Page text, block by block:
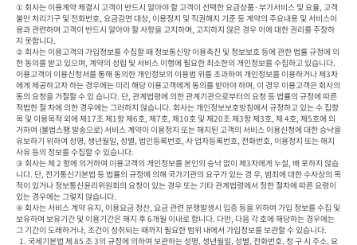
① 회사는 이용계약 체결시 고객이 반드시 알아야 할 고객이 선택한 요금상품·부가서비스 및 요율, 고객
불만 처리기구 및 전화번호, 요금감면 대상, 이용정지 및 직권해지 기준 등 계약의 주요내용 및 서비스이
용과 관련하여 고객이 반드시 알아야 할 사항을 고지하며, 고지하지 않은 경우 이에 대한 권리를 주장하
지 못합니다.
② 회사는 이용고객의 가입정보를 수집할 때 정보통신망 이용촉진 및 정보보호 등에 관한 법률 규정에 의
한 동의를 받고 있으며, 계약의 성립 및 서비스 이행에 필요한 최소한의 개인정보를 수집하고 있습니다.
이용고객이 이용신청서를 통해 동의한 개인정보의 이용범 위를 초과하여 개인정보를 이용하거나 제3자
에게 제공하고자 하는 경우에는 미리 해당 이용고객에게 동의를 받아야 하며, 이 경우 이용고객은 회사의
동의 요청을 거절할 수 있 습니다. 단, 관계법령에 의한 관계기관으로부터의 요청 등 법률의 규정에 따른
적법한 절 차에 의한 경우에는 그러하지 않습니다. 회사는 개인정보보호방침에서 규정하고 있는 수 집항
목 및 이용목적 외에 제17조 제1항 제6호, 제7호, 제10호 및 제20조 제3항 제3호, 제 4호, 제5호에 의
거하여 (불법스팸 발송으로) 서비스 계약이 이용정지 또는 해지된 고객의 서비스 이용신청에 대한 승낙을
유보하기 위하여 성명, 생년월일, 성별, 법인등록번호, 사 업자등록번호, 전화번호, 이용정지 또는 해지
사유 등의 정보를 수집할 수 있습니다.
③ 회사는 제 2 항에 의거하여 이용고객의 개인정보를 본인의 승낙 없이 제3자에게 누설, 배 포하지 않습
니다. 단, 전기통신기본법 등 법률의 규정에 의해 국가기관의 요구가 있는 경 우, 범죄에 대한 수사상의 목
적이 있거나 정보통신윤리위원회의 요청이 있는 경우 또는 기타 관계법령에서 정한 절차에 따른 요령이
있는 경우에는 그렇지 않습니다.
④ 회사는 서비스 계약 유지, 이용요금 정산, 요금 관련 분쟁발생시 입증 등을 위하여 가입 정보를 수집 및
보유하며 보유기간 및 이용기간은 해지 후 6개월 이내로 합니다. 다만, 다음 각 호에 해당하는 경우에는
그 기간이 도래하거나, 조건이 성취되는 때까지 필요한 범위 내에서 가입정보를 보관할 수 있습니다.